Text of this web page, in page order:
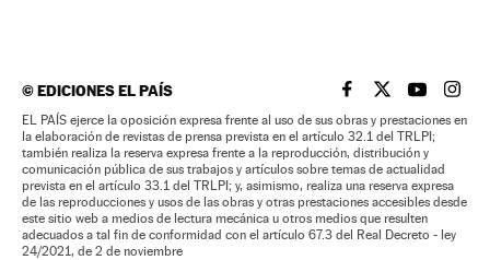
©EDICIONES EL PAÍS EL PAÍS BRASIL EN
EL PAÍSEL PAÍS
EL
EL PAÍS ejerce la oposición expresa frente al uso de sus obras y prestaciones en
la elaboración de revistas de prensa prevista en el artículo 32.1 del TRLPI;
también realiza la reserva expresa frente a la reproducción, distribución y
comunicación pública de sus trabajos y artículos sobre temas de actualidad
prevista en el artículo 33.1 del TRLPI; y, asimismo, realiza una reserva expresa
de las reproducciones y usos de las obras y otras prestaciones accesibles desde
este sitio web a medios de lectura mecánica u otros medios que resulten
adecuados a tal fin de conformidad con el artículo 67.3 del Real Decreto - ley
24/2021, de 2 de noviembre